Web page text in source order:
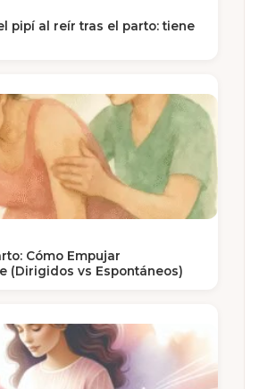
pipí al reír tras el parto: tiene
Cómo Empujar
(Dirigidos vs Espontáneos)